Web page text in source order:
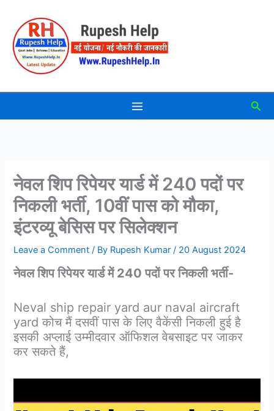
content
नेवल शिप रिपेयर यार्ड में 240 पदों पर
निकली भर्ती, 10वीं पास को मौका,
इंटरव्यू बेसिस पर सिलेक्शन
Leave a Comment / By Rupesh Kumar/ 20 August 2024
नेवल शिप रिपेयर यार्ड में 240 पदों पर निकली भर्ती-
Neval ship repair yard aur naval aircraft
yard कोच मैं दसवीं पास के लिए वैकेंसी निकली हुई है
इसकी अप्लाई उम्मीदवार ऑफिशल वेबसाइट पर जाकर
कर सकते हैं,